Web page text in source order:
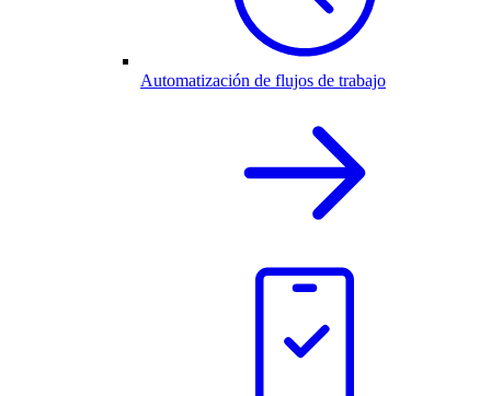
Automatización de flujos de trabajo